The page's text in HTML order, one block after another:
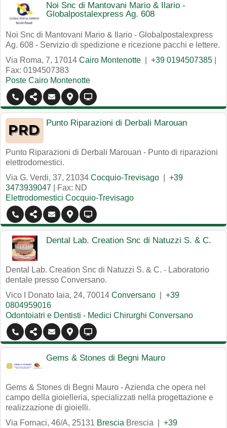
Noi Snc di Mantovani Mario & Ilario -
Globalpostalexpress Ag. 608
Noi Snc di Mantovani Mario & Ilario - Globalpostalexpress
Ag. 608 - Servizio di spedizione e ricezione pacchi e lettere.
Via Roma, 7, 17014 Cairo Montenotte +39 0194507385
Fax: 0194507383
Poste Cairo Montenotte
Punto Riparazioni di Derbali Marouan
Punto Riparazioni di Derbali Marouan - Punto di riparazioni
elettrodomestici.
Via G. Verdi, 37, 21034 Cocquio-Trevisago
+39
3473939047 | Fax: ND
Elettrodomestici Cocquio-Trevisago
Dental Lab. Creation Snc di Natuzzi S. & C.
Dental Lab. Creation Snc di Natuzzi S. & C. - Laboratorio
dentale presso Conversano.
Vico I Donato Iaia, 24, 70014 Conversano
+39
0804959016
Odontoiatri e Dentisti - Medici Chirurghi Conversano
Gems & Stones di Begni Mauro
Gems & Stones di Begni Mauro - Azienda che opera nel
campo della gioielleria, specializzati nella progettazione e
realizzazione di gioielli.
Via Fornaci, 46/A, 25131 Brescia Brescia
+39